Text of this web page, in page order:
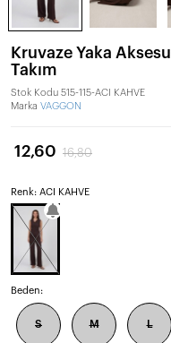
Kruvaze Yaka
Takım
Stok Kodu 515-115-ACI KAHVE
Marka VAGGON
12,60 16,80
Renk: ACI KAHVE
Beden:
S M L